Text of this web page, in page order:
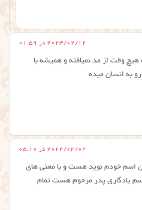
2023/02/12 در 01:59
وقت از مد نمیافته و همیشه با
به انسان میده
2024/03/04 در 05:10
اسم خودم نوید هست و با معنی های
یادگاری پدر مرحوم هست تمام